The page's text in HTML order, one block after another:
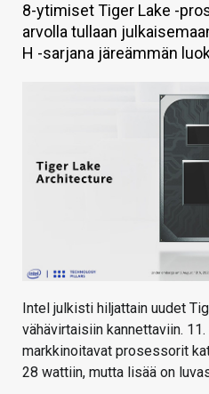
TIETOA
HINTA.FI
8-ytimiset Tiger Lake -
arvolla tullaan
H -sarjana järeämmän
Intel julkisti hiljattain uudet
vähävirtaisiin kannettaviin.
markkinoitavat prosessorit
28 wattiin, mutta lisää on